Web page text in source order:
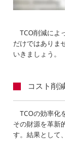
TCO削減によ
だけではありま
いきましょう。
コスト削
TCOの効率化
その財源を革新
す。結果として